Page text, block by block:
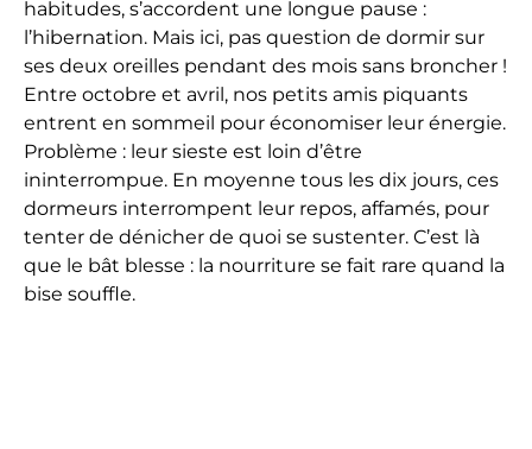
habitudes, s’accordent une longue pause :
l’hibernation. Mais ici, pas question de dormir sur
ses deux oreilles pendant des mois sans broncher !
Entre octobre et avril, nos petits amis piquants
entrent en sommeil pour économiser leur énergie.
Problème : leur sieste est loin d’être
ininterrompue. En moyenne tous les dix jours, ces
dormeurs interrompent leur repos, affamés, pour
tenter de dénicher de quoi se sustenter. C’est là
que le bât blesse : la nourriture se fait rare quand la
bise souffle.